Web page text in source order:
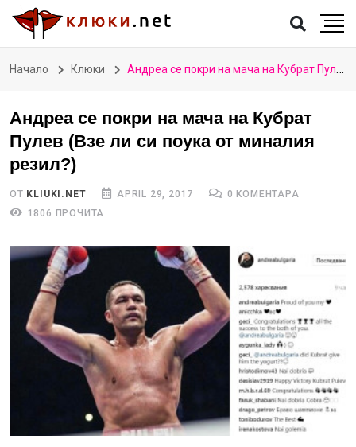
Начало Клюки Андреа се покри на мача на Кубрат Пулев (Взе ли си поука от миналия резил?)
Андреа се покри на мача на Кубрат
Пулев (Взе ли си поука от миналия
резил?)
ОТ KLIUKI.NET APRIL 29, 2017
0 КОМЕНТАРА
1806 ПРОЧИТА